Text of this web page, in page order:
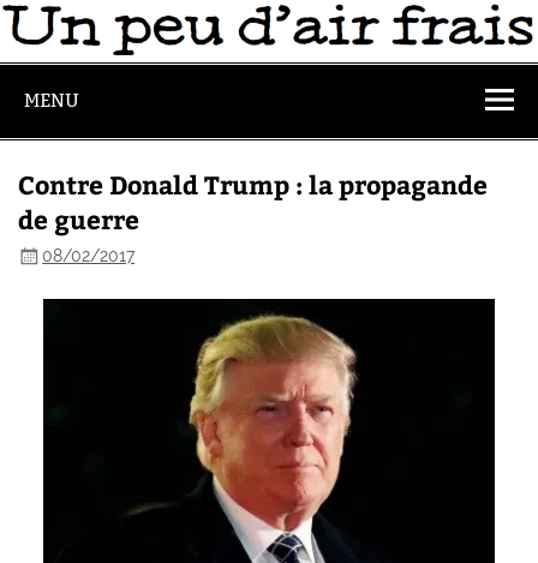
MENU
Contre Donald Trump : la propagande
de guerre
08/02/2017